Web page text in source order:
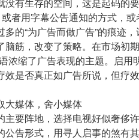
或者用字幕公告通知的方式，
的“为广告而做广告”的痕迹，
筋，改变了策略。在市场初
浓缩了广告表现的主题。启
效是否真正如广告所说，但疗
媒体，舍小媒体
要阵地，选择电视好似奢侈
公告形式，用寻人启事的煞有